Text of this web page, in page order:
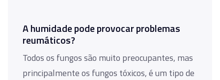
A humidade pode provocar problemas
reumáticos?
Todos os fungos são muito preocupantes, mas
principalmente os fungos tóxicos, é um tipo de